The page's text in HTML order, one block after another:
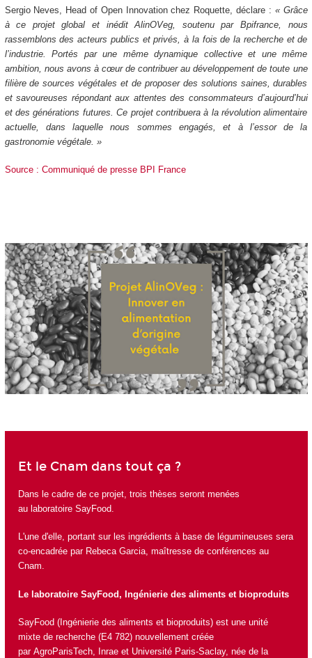
Sergio Neves, Head of Open Innovation chez Roquette, déclare : « Grâce
à ce projet global et inédit AlinOVeg, soutenu par Bpifrance, nous
rassemblons des acteurs publics et privés, à la fois de la recherche et de
l’industrie. Portés par une même dynamique collective et une même
ambition, nous avons à cœur de contribuer au développement de toute une
filière de sources végétales et de proposer des solutions saines, durables
et savoureuses répondant aux attentes des consommateurs d’aujourd’hui
et des générations futures. Ce projet contribuera à la révolution alimentaire
actuelle, dans laquelle nous sommes engagés, et à l’essor de la
gastronomie végétale. »
Source : Communiqué de presse BPI France
Et le Cnam dans tout ça ?
Dans le cadre de ce projet, trois thèses seront menées
au laboratoire SayFood
L'une d'elle, portant sur les ingrédients à base de légumineuses sera
co-encadrée par Rebeca Garcia, maîtresse de conférences au
Cnam.
Le laboratoire SayFood, Ingénierie des aliments et bioproduits
SayFood (Ingénierie des aliments et bioproduits) est une unité
mixte de recherche (E4 782) nouvellement créée
par AgroParisTech, Inraeet Université Paris-Saclay, née de la